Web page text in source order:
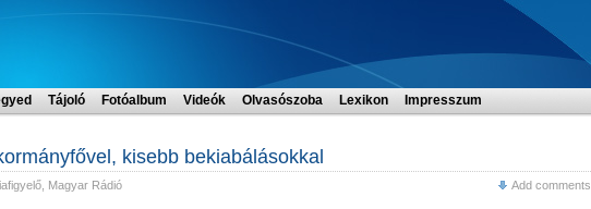
Tájoló Fotóalbum Videók Olvasószoba Lexikon Impresszum
kisebb bekiabálásokkal
Magyar Rádió Add comments